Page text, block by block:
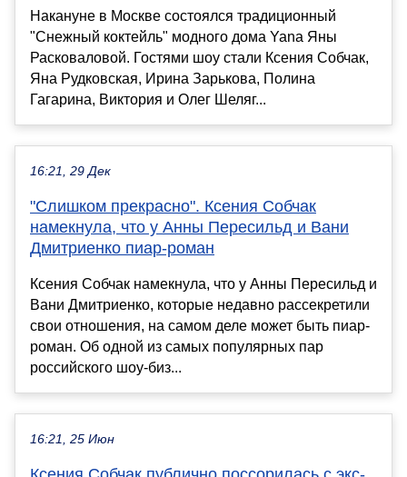
Накануне в Москве состоялся традиционный
"Снежный коктейль" модного дома Yana Яны
Расковаловой. Гостями шоу стали Ксения Собчак,
Яна Рудковская, Ирина Зарькова, Полина
Гагарина, Виктория и Олег Шеляг...
16:21, 29 Дек
"Слишком прекрасно". Ксения Собчак
намекнула, что у Анны Пересильд и Вани
Дмитриенко пиар-роман
Ксения Собчак намекнула, что у Анны Пересильд и
Вани Дмитриенко, которые недавно рассекретили
свои отношения, на самом деле может быть пиар-
роман. Об одной из самых популярных пар
российского шоу-биз...
16:21, 25 Июн